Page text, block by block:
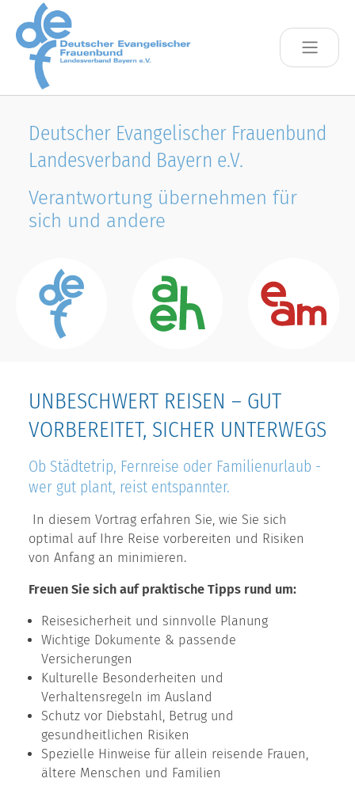
Skip to main content
Deutscher Evangelischer Frauenbund
Landesverband Bayern e.V.
Verantwortung übernehmen für
sich und andere
UNBESCHWERT REISEN – GUT
VORBEREITET, SICHER UNTERWEGS
Ob Städtetrip, Fernreise oder Familienurlaub -
wer gut plant, reist entspannter.
In diesem Vortrag erfahren Sie, wie Sie sich
optimal auf Ihre Reise vorbereiten und Risiken
von Anfang an minimieren.
Freuen Sie sich auf praktische Tipps rund um:
Reisesicherheit und sinnvolle Planung
Wichtige Dokumente & passende
Versicherungen
Kulturelle Besonderheiten und
Verhaltensregeln im Ausland
Schutz vor Diebstahl, Betrug und
gesundheitlichen Risiken
Spezielle Hinweise für allein reisende Frauen,
ältere Menschen und Familien